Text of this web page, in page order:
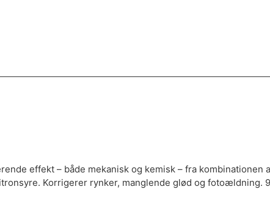
effekt – både mekanisk og kemisk – fra kombinationen
Korrigerer rynker, manglende glød og fotoældning.